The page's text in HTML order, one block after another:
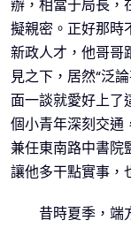
辦，相當于局長，
擬親密。正好那時
新政人才，他哥哥
見之下，居然“泛
面一談就愛好上了
個小青年深刻交通
兼任東南路中書院
讓他多干點實事，
昔時夏季，端